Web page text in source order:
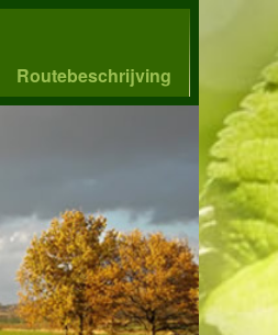
Routebeschrijving